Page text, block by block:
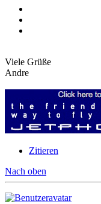
Viele Grüße
Andre
Zitieren
Nach oben